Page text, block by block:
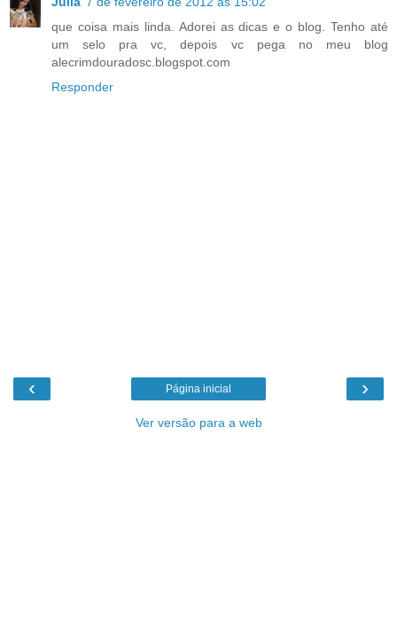
que coisa mais linda. Adorei as dicas e o blog. Tenho até
um selo pra vc, depois vc pega no meu blog
alecrimdouradosc.blogspot.com
Responder
‹ ›
Página inicial
Ver versão para a web